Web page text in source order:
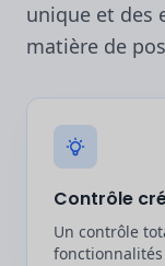
unique et des
matière de
Contrôle
Un contrôle
fonctionnalités